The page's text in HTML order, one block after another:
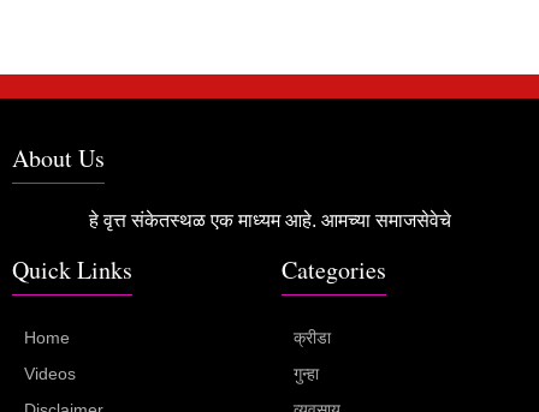
About Us
हे वृत्त संकेतस्थळ एक माध्यम आहे. आमच्या समाजसेवेचे
Quick Links
Home
Videos
Categories
क्रीडा
गुन्हा